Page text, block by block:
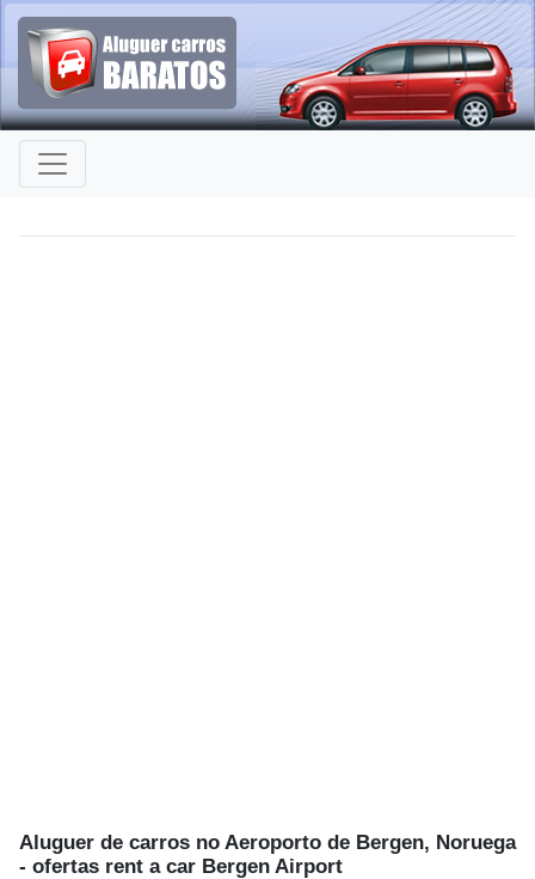
Aluguer de carros no Aeroporto de Bergen, Noruega
- ofertas rent a car Bergen Airport